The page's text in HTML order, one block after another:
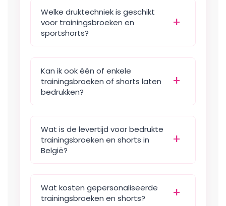
Welke druktechniek is geschikt
voor trainingsbroeken en
sportshorts?
Kan ik ook één of enkele
trainingsbroeken of shorts laten
bedrukken?
Wat is de levertijd voor bedrukte
trainingsbroeken en shorts in
België?
Wat kosten gepersonaliseerde
trainingsbroeken en shorts?